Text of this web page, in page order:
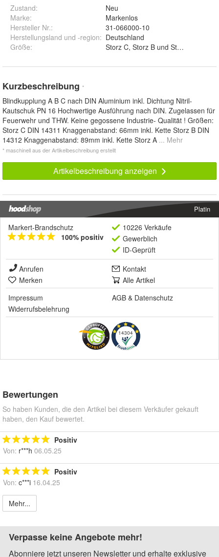
Zustand:
Neu
Marke:
Markenlos
Hersteller Nr.:
31-066000-10
Herstellungsland und -region: Deutschland
Größe: Storz C, Storz B und Storz A
Kurzbeschreibung *
Blindkupplung A B C nach DIN Aluminium inkl. Dichtung Nitril-
Kautschuk PN 16 Hochwertige Ausführung nach DIN. Zugelassen für
Feuerwehr und THW. Keine gegossene Industrie- Qualität ! Größen:
Storz C DIN 14311 Knaggenabstand: 66mm inkl. Kette Storz B DIN
14312 Knaggenabstand: 89mm inkl. Kette Storz A ... Mehr
* maschinell aus der Artikelbeschreibung erstellt
Artikelbeschreibung anzeigen
Platin
Markert-Brandschutz
100% positiv
10226 Verkäufe
Gewerblich
ID-Geprüft
Anrufen
Kontakt
Merken
Alle Artikel
Impressum
AGB & Datenschutz
Widerrufsbelehrung
14304
Bewertungen
So haben Kunden, die den Artikel bei diesem Verkäufer gekauft
haben, den Kauf bewertet.
Positiv
Von: r***h 06.05.25
Positiv
Von: c***i 16.04.25
Mehr...
Verpasse keine Angebote mehr!
Abonniere jetzt unseren Newsletter und erhalte exklusive